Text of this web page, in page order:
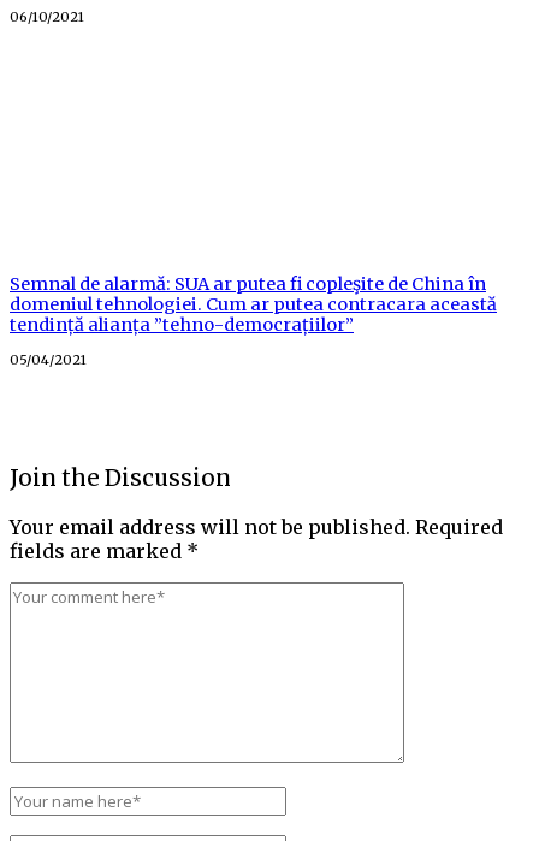
Posted
06/10/2021
Semnal de alarmă: SUA ar putea fi copleşite de China în
domeniul tehnologiei. Cum ar putea contracara această
tendință alianța ”tehno-democrațiilor”
Posted
05/04/2021
Join the Discussion
Your email address will not be published. Required
fields are marked *